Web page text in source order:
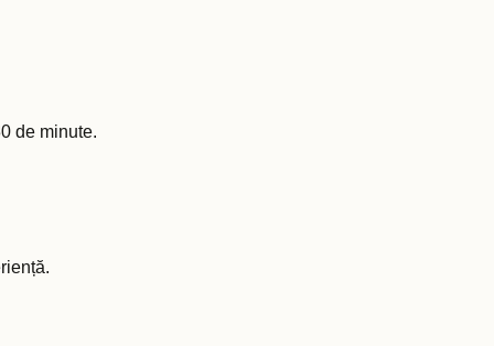
de minute.